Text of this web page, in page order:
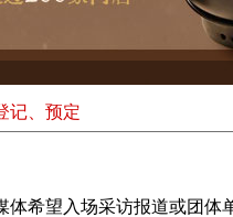
记、预定
体希望入场采访报道或团体